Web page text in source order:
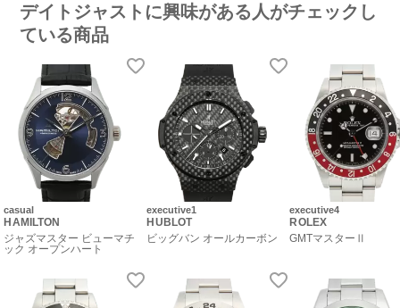
デイトジャストに興味がある人がチェックし
ている商品
casual
HAMILTON
ジャズマスター ビューマチ
ック オープンハート
executive1
HUBLOT
ビッグバン オールカーボン
executive4
ROLEX
GMTマスターⅡ